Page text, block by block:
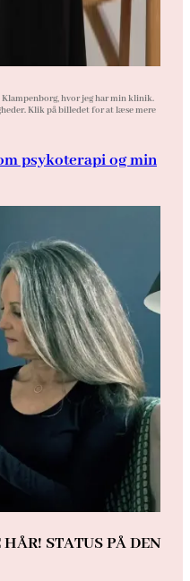
hvor jeg har min klinik.
Klik på billedet for at læse mere
psykoterapi og min
STATUS PÅ DEN